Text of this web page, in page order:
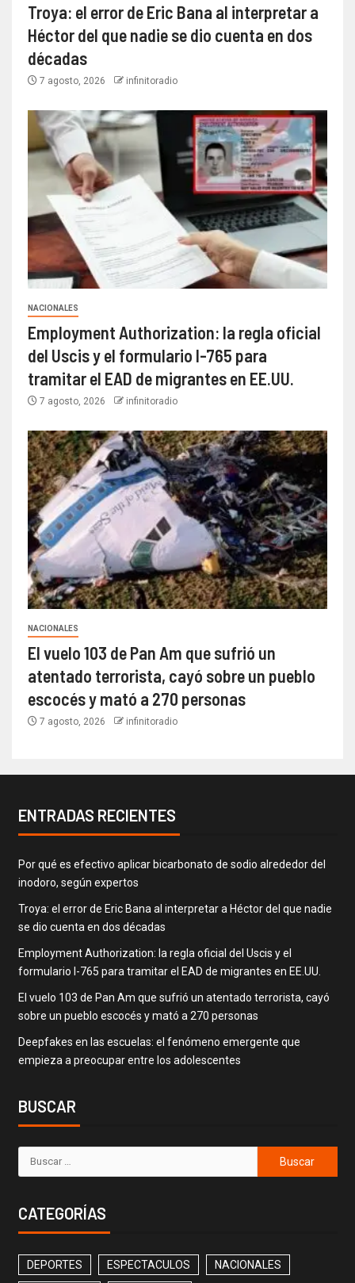
Troya: el error de Eric Bana al interpretar a
Héctor del que nadie se dio cuenta en dos
décadas
7 agosto, 2026 infinitoradio
NACIONALES
Employment Authorization: la regla oficial
del Uscis y el formulario I-765 para
tramitar el EAD de migrantes en EE.UU.
7 agosto, 2026 infinitoradio
NACIONALES
El vuelo 103 de Pan Am que sufrió un
atentado terrorista, cayó sobre un pueblo
escocés y mató a 270 personas
7 agosto, 2026 infinitoradio
ENTRADAS RECIENTES
Por qué es efectivo aplicar bicarbonato de sodio alrededor del
inodoro, según expertos
Troya: el error de Eric Bana al interpretar a Héctor del que nadie
se dio cuenta en dos décadas
Employment Authorization: la regla oficial del Uscis y el
formulario I-765 para tramitar el EAD de migrantes en EE.UU.
El vuelo 103 de Pan Am que sufrió un atentado terrorista, cayó
sobre un pueblo escocés y mató a 270 personas
Deepfakes en las escuelas: el fenómeno emergente que
empieza a preocupar entre los adolescentes
BUSCAR
CATEGORÍAS
DEPORTES ESPECTACULOS NACIONALES